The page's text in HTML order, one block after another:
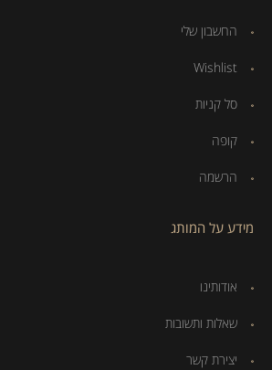
החשבון שלי
Wishlist
סל קניות
קופה
הרשמה
מידע על המותג
אודותינו
שאלות ותשובות
יצירת קשר